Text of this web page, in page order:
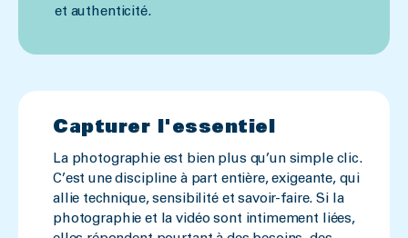
et authenticité.
Capturer l'essentiel
La photographie est bien plus qu’un simple clic.
C’est une discipline à part entière, exigeante, qui
allie technique, sensibilité et savoir-faire. Si la
photographie et la vidéo sont intimement liées,